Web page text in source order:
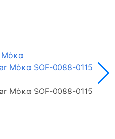
Μόκα